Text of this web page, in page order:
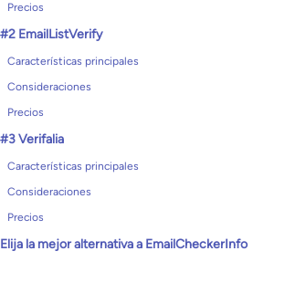
Precios
#2 EmailListVerify
Características principales
Consideraciones
Precios
#3 Verifalia
Características principales
Consideraciones
Precios
Elija la mejor alternativa a EmailCheckerInfo